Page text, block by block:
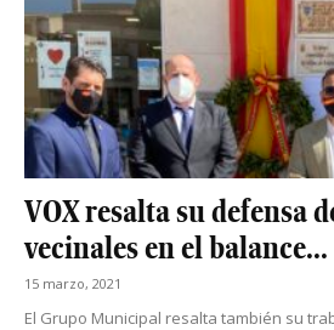
VOX resalta su defensa
vecinales en el balance...
15 marzo, 2021
El Grupo Municipal resalta también su